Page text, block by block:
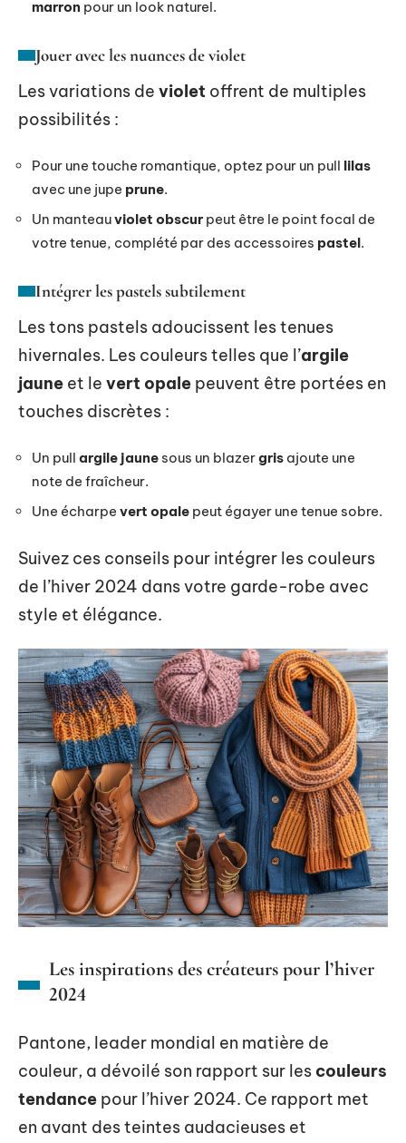
marron pour un look naturel.
Jouer avec les nuances de violet
Les variations de violet offrent de multiples
possibilités :
Pour une touche romantique, optez pour un pull lilas
avec une jupe prune.
Un manteauviolet obscur peut être le point focal de
votre tenue, complété par des accessoires pastel.
Intégrer les pastels subtilement
Les tons pastels adoucissent les tenues
hivernales. Les couleurs telles que l’argile
jaune et le vert opale peuvent être portées en
touches discrètes :
Un pull argile jaune sous un blazergris ajoute une
note de fraîcheur.
Une écharpe vert opale peut égayer une tenue sobre.
Suivez ces conseils pour intégrer les couleurs
de l’hiver 2024 dans votre garde-robe avec
style et élégance.
Les inspirations des créateurs pour l’hiver
2024
Pantone, leader mondial en matière de
couleur, a dévoilé son rapport sur les couleurs
tendance pour l’hiver 2024. Ce rapport met
en avant des teintes audacieuses et